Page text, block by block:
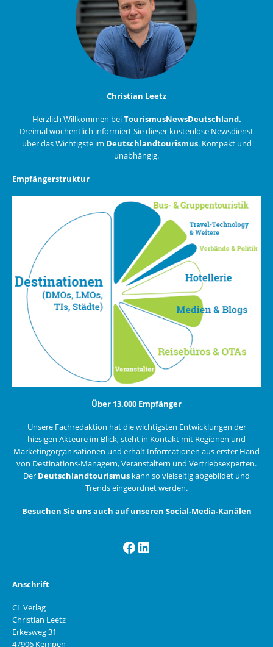
Christian Leetz
Herzlich Willkommen beiTourismusNewsDeutschland.
Dreimal wöchentlich informiert Sie dieser kostenlose Newsdienst
über das Wichtigste im Deutschlandtourismus. Kompakt und
unabhängig.
Empfängerstruktur
Über 13.000 Empfänger
Unsere Fachredaktion hat die wichtigsten Entwicklungen der
hiesigen Akteure im Blick, steht in Kontakt mit Regionen und
Marketingorganisationen und erhält Informationen aus erster Hand
von Destinations-Managern, Veranstaltern und Vertriebsexperten.
Der Deutschlandtourismus kann so vielseitig abgebildet und
Trends eingeordnet werden.
Besuchen Sie uns auch auf unseren Social-Media-Kanälen
Facebook
LinkedIn
Anschrift
CL Verlag
Christian Leetz
Erkesweg 31
47906 Kempen